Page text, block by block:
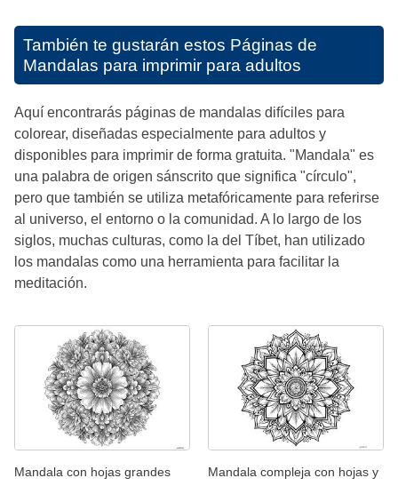
También te gustarán estos Páginas de
Mandalas para imprimir para adultos
Aquí encontrarás páginas de mandalas difíciles para
colorear, diseñadas especialmente para adultos y
disponibles para imprimir de forma gratuita. "Mandala" es
una palabra de origen sánscrito que significa "círculo",
pero que también se utiliza metafóricamente para referirse
al universo, el entorno o la comunidad. A lo largo de los
siglos, muchas culturas, como la del Tíbet, han utilizado
los mandalas como una herramienta para facilitar la
meditación.
Mandala con hojas grandes
Mandala compleja con hojas y